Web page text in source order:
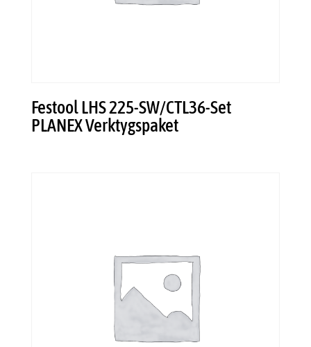
Festool LHS 225-SW/CTL36-Set
PLANEX Verktygspaket